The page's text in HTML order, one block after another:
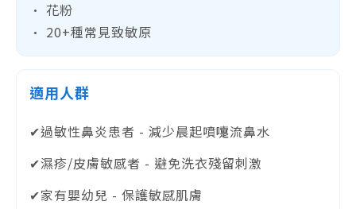
• 花粉
• 20+種常見致敏原
適用人群
✔過敏性鼻炎患者 - 減少晨起噴嚏流鼻水
✔濕疹/皮膚敏感者 - 避免洗衣殘留刺激
✔家有嬰幼兒 - 保護敏感肌膚